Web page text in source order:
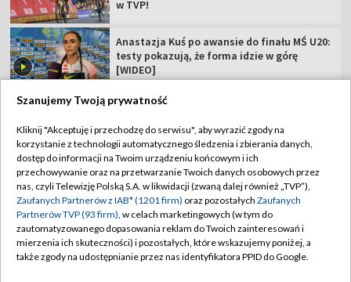
w TVP!
Anastazja Kuś po awansie do finału MŚ U20:
testy pokazują, że forma idzie w górę
[WIDEO]
TVP
Abonament TVP
Sklep TVP
Biuro Reklamy
Oferta Handlowa
Regulamin TVP
Polityka prywatności
Moje zgody
Biuro reklamy
Szanujemy Twoją prywatność
Kliknij "Akceptuję i przechodzę do serwisu", aby wyrazić zgody na
korzystanie z technologii automatycznego śledzenia i zbierania danych,
dostęp do informacji na Twoim urządzeniu końcowym i ich
przechowywanie oraz na przetwarzanie Twoich danych osobowych przez
nas, czyli Telewizję Polską S.A. w likwidacji (zwaną dalej również „TVP”),
Zaufanych Partnerów z IAB* (1201 firm) oraz pozostałych Zaufanych
Partnerów TVP (93 firm), w celach marketingowych (w tym do
zautomatyzowanego dopasowania reklam do Twoich zainteresowań i
mierzenia ich skuteczności) i pozostałych, które wskazujemy poniżej, a
także zgody na udostępnianie przez nas identyfikatora PPID do Google.